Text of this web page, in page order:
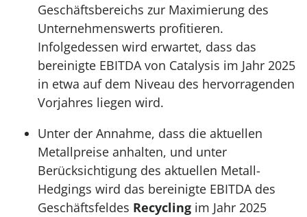
Geschäftsbereichs zur Maximierung des
Unternehmenswerts profitieren.
Infolgedessen wird erwartet, dass das
bereinigte EBITDA von Catalysis im Jahr 2025
in etwa auf dem Niveau des hervorragenden
Vorjahres liegen wird.
Unter der Annahme, dass die aktuellen
Metallpreise anhalten, und unter
Berücksichtigung des aktuellen Metall-
Hedgings wird das bereinigte EBITDA des
Geschäftsfeldes Recycling im Jahr 2025